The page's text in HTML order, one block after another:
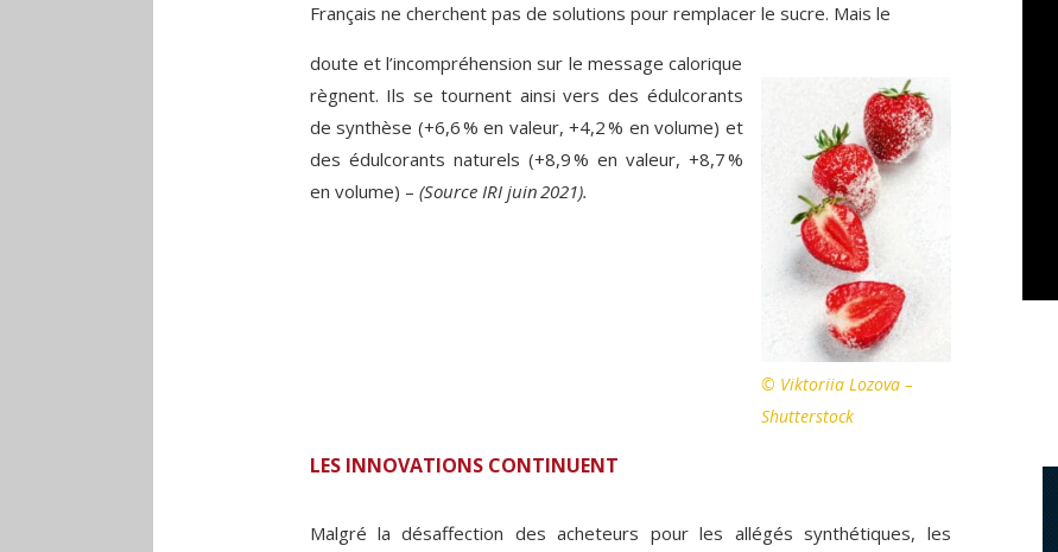
Français ne cherchent pas de solutions pour remplacer le sucre. Mais le
© Viktoriia Lozova –
Shutterstock
doute et l’incompréhension sur le message calorique
règnent. Ils se tournent ainsi vers des édulcorants
de synthèse (+6,6 % en valeur, +4,2 % en volume) et
des édulcorants naturels (+8,9 % en valeur, +8,7 %
en volume) – (Source IRI juin 2021).
LES INNOVATIONS CONTINUENT
Malgré la désaffection des acheteurs pour les allégés synthétiques, les